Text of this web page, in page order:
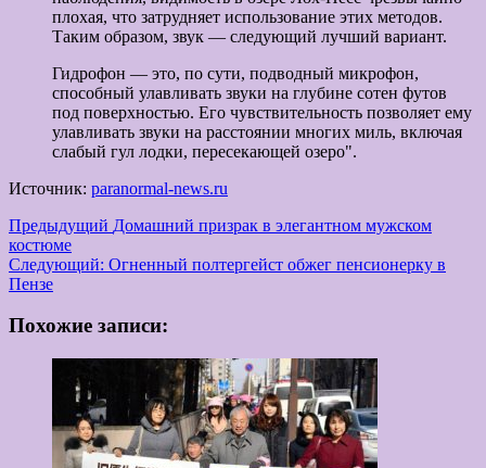
плохая, что затрудняет использование этих методов.
Таким образом, звук — следующий лучший вариант.
Гидрофон — это, по сути, подводный микрофон,
способный улавливать звуки на глубине сотен футов
под поверхностью. Его чувствительность позволяет ему
улавливать звуки на расстоянии многих миль, включая
слабый гул лодки, пересекающей озеро".
Источник: paranormal-news.ru
Навигация
записи
Предыдущий Домашний призрак в элегантном мужском
костюме
Следующий: Огненный полтергейст обжег пенсионерку в
Пензе
Похожие записи: